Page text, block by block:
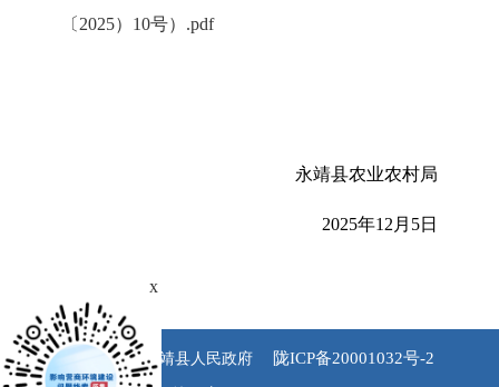
〔2025）10号） .pdf
永靖县农业农村局
2025年12月5日
版权所有 永靖县人民政府 陇ICP备20001032号-2
x